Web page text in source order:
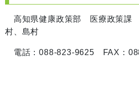
高知県健康政策部 医療政策
村、島村
電話：088-823-9625 FAX：